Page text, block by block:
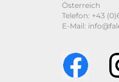
Österreich
Telefon: +43
E-Mail: